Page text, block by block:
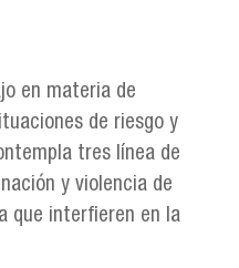
en materia de
de riesgo y
tres línea de
y violencia de
que interfieren en la